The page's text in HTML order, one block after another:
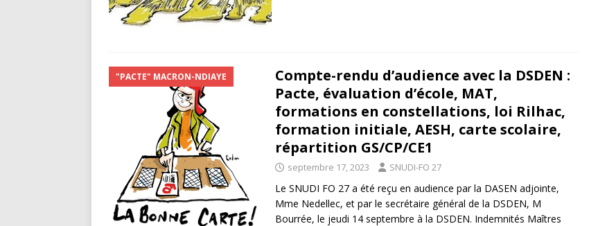
"PACTE" MACRON-NDIAYE
Compte-rendu d’audience avec la DSDEN :
Pacte, évaluation d’école, MAT,
formations en constellations, loi Rilhac,
formation initiale, AESH, carte scolaire,
répartition GS/CP/CE1
septembre 17, 2023 SNUDI-FO 27
Le SNUDI FO 27 a été reçu en audience par la DASEN adjointe,
Mme Nedellec, et par le secrétaire général de la DSDEN, M
Bourrée, le jeudi 14 septembre à la DSDEN. Indemnités Maîtres